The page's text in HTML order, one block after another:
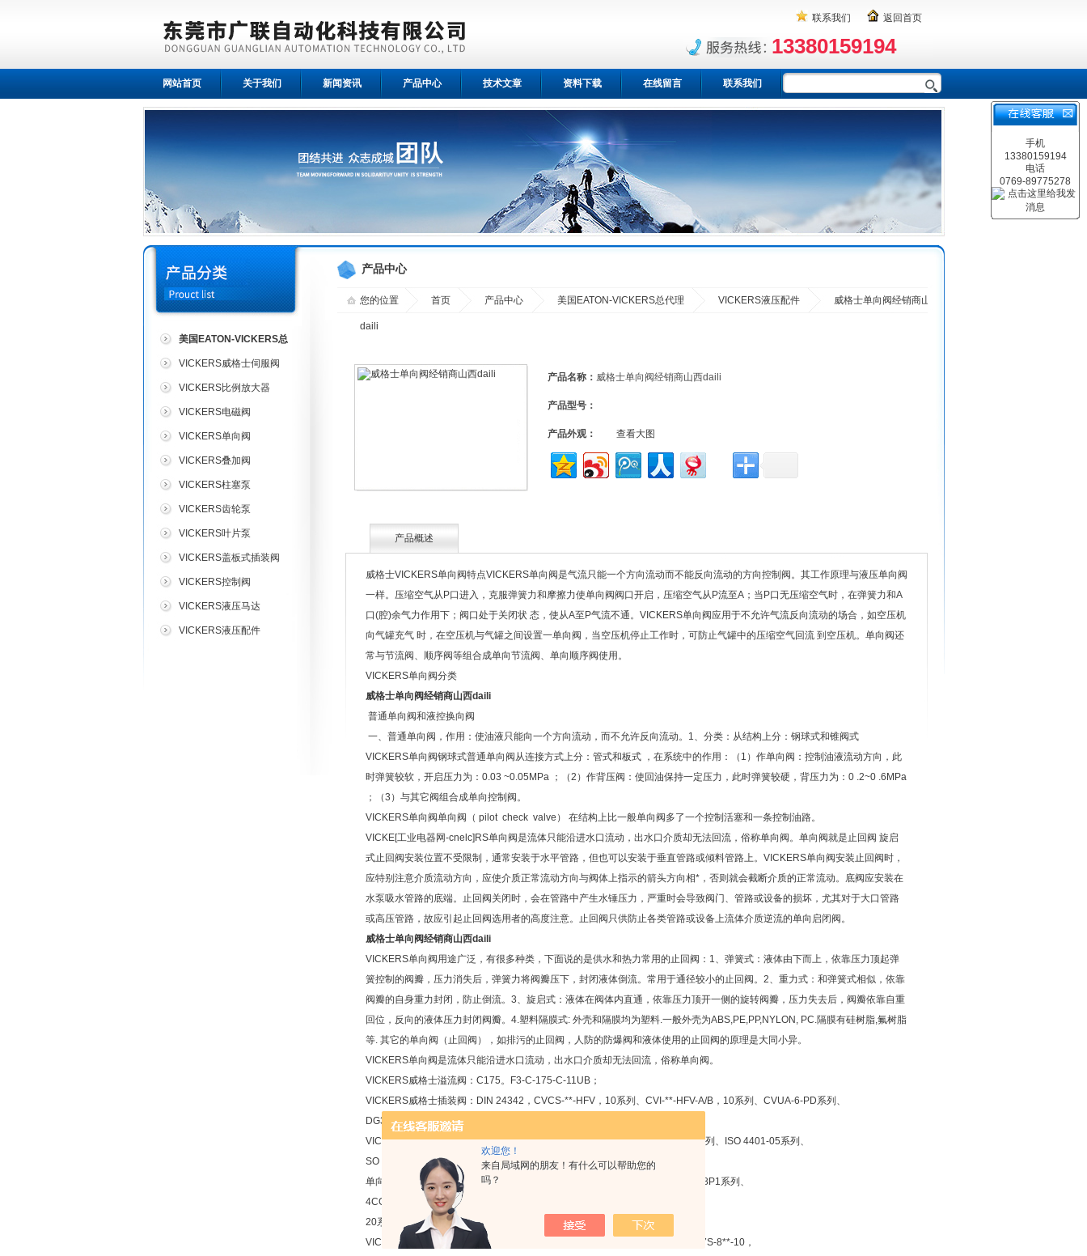
欢迎您！
来自局域网的朋友！有什么可以帮助您的
吗？
联系我们 返回首页
13380159194
网站首页 关于我们 新闻资讯 产品中心 技术文章 资料下载 在线留言 联系我们
美国EATON-VICKERS总
代理
VICKERS威格士伺服阀
VICKERS比例放大器
VICKERS电磁阀
VICKERS单向阀
VICKERS叠加阀
VICKERS柱塞泵
VICKERS齿轮泵
VICKERS叶片泵
VICKERS盖板式插装阀
VICKERS控制阀
VICKERS液压马达
VICKERS液压配件
产品中心
您的位置 首页 产品中心 美国EATON-VICKERS总代理 VICKERS液压配件 威格士单向阀经销商山西
daili
产品名称： 威格士单向阀经销商山西daili
产品型号：
产品外观： 查看大图
产品概述
威格士VICKERS单向阀特点VICKERS单向阀是气流只能一个方向流动而不能反向流动的方向控制阀。其工作原理与液压单向阀
一样。压缩空气从P口进入，克服弹簧力和摩擦力使单向阀阀口开启，压缩空气从P流至A；当P口无压缩空气时，在弹簧力和A
口(腔)余气力作用下；阀口处于关闭状 态，使从A至P气流不通。VICKERS单向阀应用于不允许气流反向流动的场合，如空压机
向气罐充气 时，在空压机与气罐之间设置一单向阀，当空压机停止工作时，可防止气罐中的压缩空气回流 到空压机。单向阀还
常与节流阀、顺序阀等组合成单向节流阀、单向顺序阀使用。
VICKERS单向阀分类
威格士单向阀经销商山西daili
普通单向阀和液控换向阀
一、普通单向阀，作用：使油液只能向一个方向流动，而不允许反向流动。1、分类：从结构上分：钢球式和锥阀式
VICKERS单向阀钢球式普通单向阀从连接方式上分：管式和板式 ，在系统中的作用：（1）作单向阀：控制油液流动方向，此
时弹簧较软，开启压力为：0.03 ~0.05MPa ；（2）作背压阀：使回油保持一定压力，此时弹簧较硬，背压力为：0 .2~0 .6MPa
；（3）与其它阀组合成单向控制阀。
VICKERS单向阀单向阀（ pilot check valve） 在结构上比一般单向阀多了一个控制活塞和一条控制油路。
VICKE[工业电器网-cnelc]RS单向阀是流体只能沿进水口流动，出水口介质却无法回流，俗称单向阀。单向阀就是止回阀 旋启
式止回阀安装位置不受限制，通常安装于水平管路，但也可以安装于垂直管路或倾料管路上。VICKERS单向阀安装止回阀时，
应特别注意介质流动方向，应使介质正常流动方向与阀体上指示的箭头方向相*，否则就会截断介质的正常流动。底阀应安装在
水泵吸水管路的底端。止回阀关闭时，会在管路中产生水锤压力，严重时会导致阀门、管路或设备的损坏，尤其对于大口管路
或高压管路，故应引起止回阀选用者的高度注意。止回阀只供防止各类管路或设备上流体介质逆流的单向启闭阀。
威格士单向阀经销商山西daili
VICKERS单向阀用途广泛，有很多种类，下面说的是供水和热力常用的止回阀：1、弹簧式：液体由下而上，依靠压力顶起弹
簧控制的阀瓣，压力消失后，弹簧力将阀瓣压下，封闭液体倒流。常用于通径较小的止回阀。2、重力式：和弹簧式相似，依靠
阀瓣的自身重力封闭，防止倒流。3、旋启式：液体在阀体内直通，依靠压力顶开一侧的旋转阀瓣，压力失去后，阀瓣依靠自重
回位，反向的液体压力封闭阀瓣。4.塑料隔膜式: 外壳和隔膜均为塑料.一般外壳为ABS,PE,PP,NYLON, PC.隔膜有硅树脂,氟树脂
等. 其它的单向阀（止回阀），如排污的止回阀，人防的防爆阀和液体使用的止回阀的原理是大同小异。
VICKERS单向阀是流体只能沿进水口流动，出水口介质却无法回流，俗称单向阀。
VICKERS威格士溢流阀：C175。F3-C-175-C-11UB；
VICKERS威格士插装阀：DIN 24342，CVCS-**-HFV，10系列、CVI-**-HFV-A/B，10系列、CVUA-6-PD系列、
DG3/4VP-3系列、CVU-**-EPQ系列；
VICKERS威格士叠加阀：DG**V-2-10系列、DGMR-3-50系列、ISO 4401-03系列、ISO 4401-05系列、
SO 4401-07系列、DG**-06系列；
单向阀：PCGV-6/8，10系列、PCG5V-6/8，20系列、C2-8**，C5GV-8**，DT8P1系列、
4CG-10，20系列、4CS-03，20系列、4CT-06/10，
20系列，及其他各种阀件。
VICKERS威格士比例阀:0；DG3S-H8-**X-*-*-2*，DG3S4-10**X-*-*-5*；DG17S-8**-10，
手机
13380159194
电话
0769-89775278